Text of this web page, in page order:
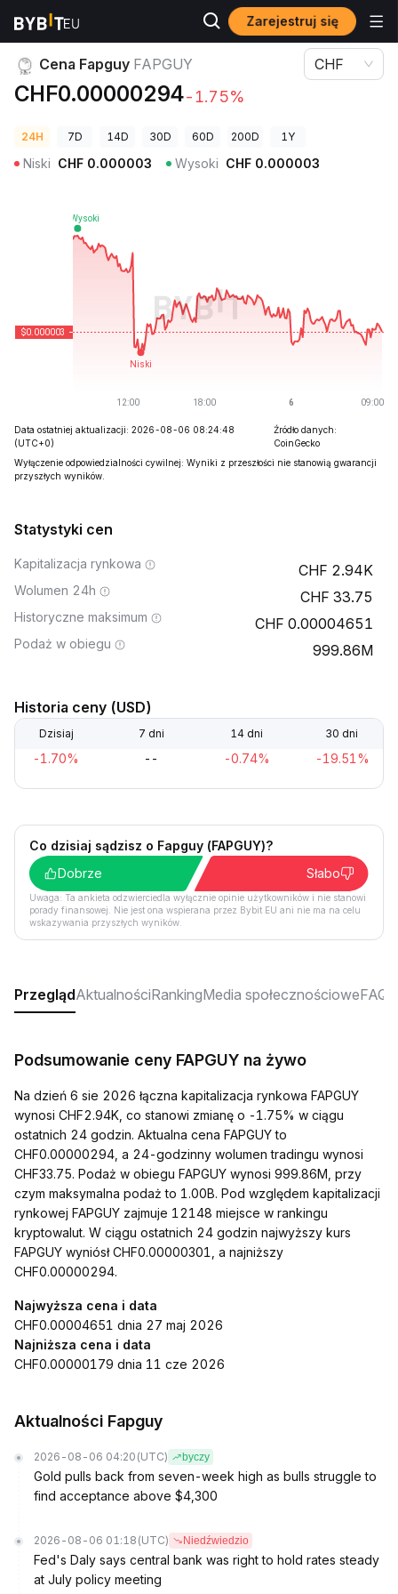
Zarejestruj się
Ceny kryptowalut Cena Fapguy FAPGUY
Cena Fapguy FAPGUY
CHF0.00000294-1.75%
CHF
24H 7D 14D 30D 60D 200D 1Y
Niski CHF 0.000003 Wysoki CHF 0.000003
Data ostatniej aktualizacji: 2026-08-06 08:24:48
(UTC+0)
Źródło danych:
CoinGecko
Wyłączenie odpowiedzialności cywilnej: Wyniki z przeszłości nie stanowią gwarancji
przyszłych wyników.
Statystyki cen
Kapitalizacja rynkowa 2.94K
Wolumen 24h 33.75
Historyczne maksimum 0.00004651
Podaż w obiegu 999.86M
Historia ceny (USD)
Dzisiaj 7 dni 14 dni 30 dni
-1.70% -- -0.74% -19.51%
Co dzisiaj sądzisz o Fapguy (FAPGUY)?
Dobrze
Słabo
Uwaga: Ta ankieta odzwierciedla wyłącznie opinie użytkowników i nie stanowi
porady finansowej. Nie jest ona wspierana przez Bybit EU ani nie ma na celu
wskazywania przyszłych wyników.
PrzeglądAktualnościRankingMedia społecznościoweFAQ
Podsumowanie ceny FAPGUY na żywo
Na dzień 6 sie 2026 łączna kapitalizacja rynkowa FAPGUY
wynosi CHF2.94K, co stanowi zmianę o -1.75% w ciągu
ostatnich 24 godzin. Aktualna cena FAPGUY to
CHF0.00000294, a 24-godzinny wolumen tradingu wynosi
CHF33.75. Podaż w obiegu FAPGUY wynosi 999.86M, przy
czym maksymalna podaż to 1.00B. Pod względem kapitalizacji
rynkowej FAPGUY zajmuje 12148 miejsce w rankingu
kryptowalut. W ciągu ostatnich 24 godzin najwyższy kurs
FAPGUY wyniósł CHF0.00000301, a najniższy
CHF0.00000294.
Najwyższa cena i data
CHF0.00004651 dnia 27 maj 2026
Najniższa cena i data
CHF0.00000179 dnia 11 cze 2026
Aktualności Fapguy
2026-08-06 04:20 (UTC) byczy
Gold pulls back from seven-week high as bulls struggle to
find acceptance above $4,300
2026-08-06 01:18 (UTC) Niedźwiedzio
Fed's Daly says central bank was right to hold rates steady
at July policy meeting